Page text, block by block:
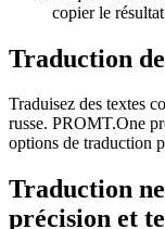
copier le
Traduction
Traduisez des textes
russe. PROMT.One
options de traduction
Traduction
précision et